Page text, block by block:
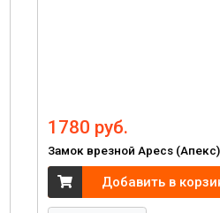
1780 руб.
Замок врезной Apecs
Добавить в